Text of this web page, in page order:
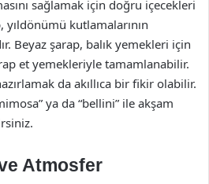
sağlamak için doğru içecekleri
kutlamalarının
Beyaz şarap, balık yemekleri için
et yemekleriyle tamamlanabilir.
da akıllıca bir fikir olabilir.
ya da “bellini” ile akşam
Atmosfer